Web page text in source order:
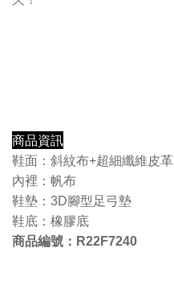
商品資訊
鞋面：斜紋布+超細纖維皮革
內裡：帆布
鞋墊：3D腳型足弓墊
鞋底：橡膠底
商品編號： R22F7240